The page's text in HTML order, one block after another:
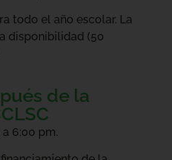
todo el año escolar. La
disponibilidad (50
de la
6:00 pm.